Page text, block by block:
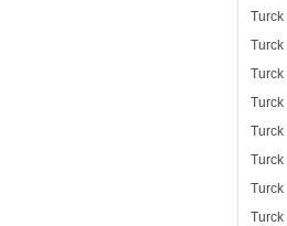
Turck
Turck
Turck
Turck
Turck
Turck
Turck
Turck